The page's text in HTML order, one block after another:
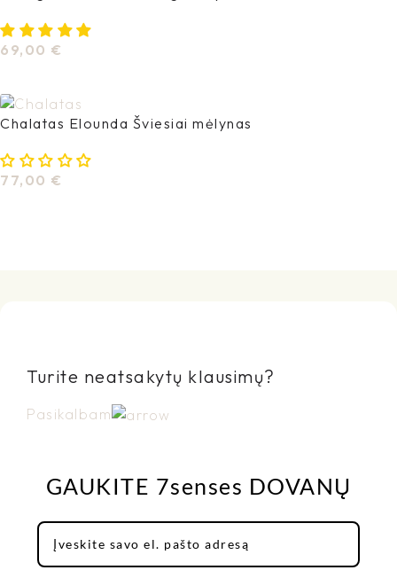
69,00 €
Chalatas Elounda Šviesiai mėlynas
77,00 €
Turite neatsakytų klausimų?
Pasikalbam
GAUKITE 7senses DOVANŲ